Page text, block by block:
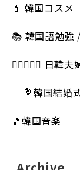
💄 韓国コスメ
📚 韓国語勉強
👩🏻‍❤️‍👨🏻 日韓夫
💐韓国結婚
🎵韓国音楽